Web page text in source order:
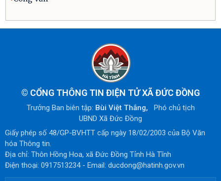
© CỔNG THÔNG TIN ĐIỆN TỬ XÃ ĐỨC ĐỒNG
Trưởng Ban biên tập: Bùi Việt Thắng, Phó chủ tịch
UBND Xã Đức Đồng
Giấy phép số 48/GP-BVHTT cấp ngày 18/02/2003 của Bộ Văn
hóa Thông tin.
Địa chỉ: Thôn Hồng Hoa, xã Đức Đồng Tỉnh Hà Tĩnh
Điện thoại: 0917513234 - Email: ducdong@hatinh.gov.vn